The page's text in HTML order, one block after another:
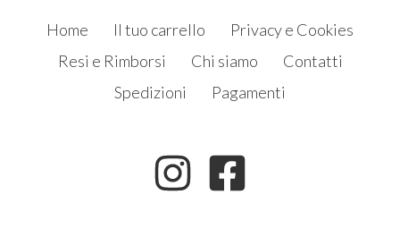
Home Il tuo carrello
Privacy e Cookies
Resi e Rimborsi
Chi siamo
Contatti
Spedizioni
Pagamenti